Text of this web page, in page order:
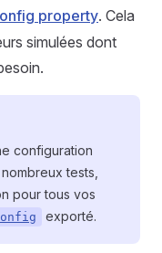
property. Cela
simulées dont
configuration
tests,
pour tous vos
exporté.